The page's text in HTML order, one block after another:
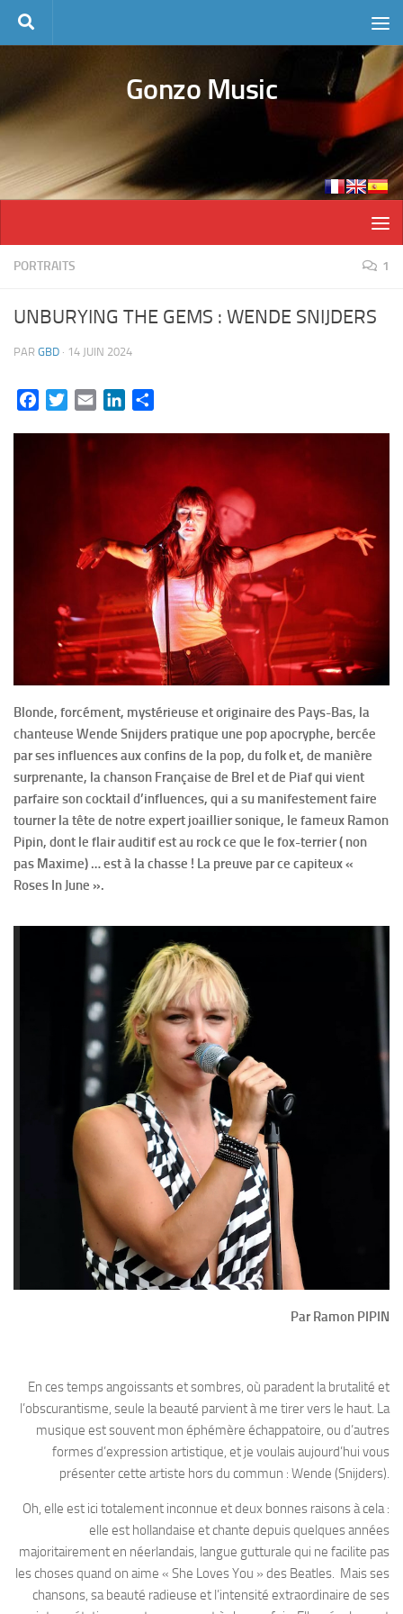
Skip to content
Gonzo Music
PORTRAITS 1
UNBURYING THE GEMS : WENDE SNIJDERS
PAR GBD · 14 JUIN 2024
FacebookTwitterEmail LinkedIn
Blonde, forcément, mystérieuse et originaire des Pays-Bas, la
chanteuse Wende Snijders pratique une pop apocryphe, bercée
par ses influences aux confins de la pop, du folk et, de manière
surprenante, la chanson Française de Brel et de Piaf qui vient
parfaire son cocktail d’influences, qui a su manifestement faire
tourner la tête de notre expert joaillier sonique, le fameux Ramon
Pipin, dont le flair auditif est au rock ce que le fox-terrier ( non
pas Maxime) … est à la chasse ! La preuve par ce capiteux «
Roses In June ».
Par Ramon PIPIN
En ces temps angoissants et sombres, où paradent la brutalité et
l’obscurantisme, seule la beauté parvient à me tirer vers le haut. La
musique est souvent mon éphémère échappatoire, ou d’autres
formes d’expression artistique, et je voulais aujourd’hui vous
présenter cette artiste hors du commun : Wende (Snijders).
Oh, elle est ici totalement inconnue et deux bonnes raisons à cela :
elle est hollandaise et chante depuis quelques années
majoritairement en néerlandais, langue gutturale qui ne facilite pas
les choses quand on aime « She Loves You » des Beatles. Mais ses
chansons, sa beauté radieuse et l’intensité extraordinaire de ses